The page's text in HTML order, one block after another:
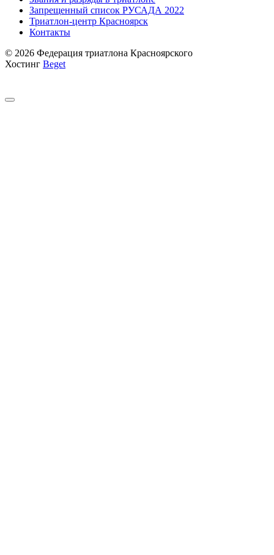
Запрещенный список РУСАДА 2022
Триатлон-центр Красноярск
Контакты
© 2026 Федерация триатлона Красноярского
Хостинг Beget